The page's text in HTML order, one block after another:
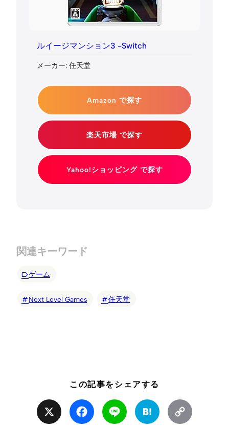
ルイージマンション3 -Switch
メーカー: 任天堂
Amazon で探す
楽天市場 で探す
Yahoo!ショッピング で探す
関連キーワード
ゲーム
Next Level Games 任天堂
この記事をシェアする
Facebook Line Hatena